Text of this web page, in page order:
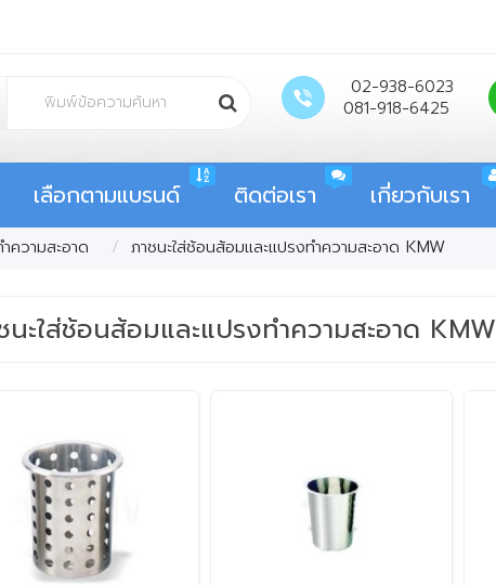
02-938-6023
081-918-6425
เลือกตามแบรนด์ ติดต่อเรา เกี่ยวกับเรา
ความสะอาด ภาชนะใส่ช้อนส้อมและแปรงทำความสะอาด KMW
นะใส่ช้อนส้อมและแปรงทำความสะอาด KMW